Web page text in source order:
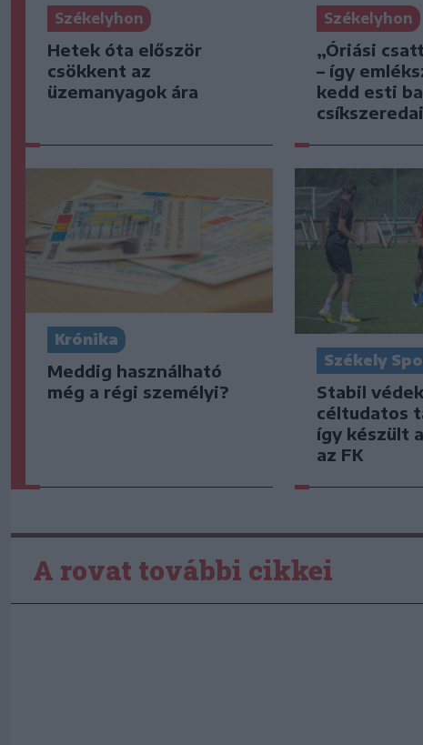
Székelyhon
Hetek óta először
csökkent az
üzemanyagok ára
Székelyhon
„Óriási
– így
kedd esti
Krónika
Meddig használható
még a régi személyi?
Székely
Stabil
céltudatos
így készült
az FK
A rovat további cikkei